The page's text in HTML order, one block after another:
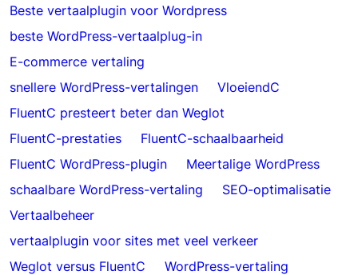
Beste vertaalplugin voor Wordpress
beste WordPress-vertaalplug-in
E-commerce vertaling
snellere WordPress-vertalingen
VloeiendC
FluentC presteert beter dan Weglot
FluentC-prestaties
FluentC-schaalbaarheid
FluentC WordPress-plugin
Meertalige WordPress
schaalbare WordPress-vertaling
SEO-optimalisatie
Vertaalbeheer
vertaalplugin voor sites met veel verkeer
Weglot versus FluentC
WordPress-vertaling